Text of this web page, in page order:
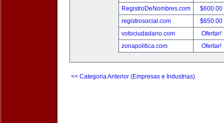
RegistroDeNombres.com
$600.00
registrosocial.com
$650.00
votociudadano.com
Ofertar!
zonapolitica.com
Ofertar!
<< Categoria Anterior (Empresas e Industrias)